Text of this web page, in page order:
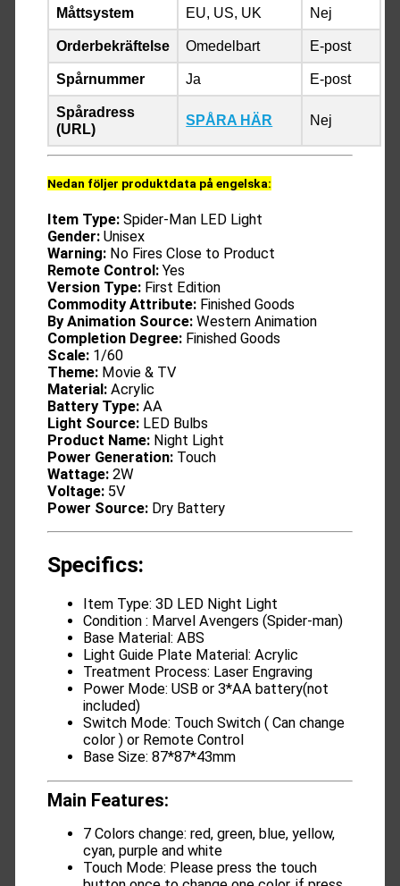
Måttsystem EU, US, UK Nej
Orderbekräftelse Omedelbart E-post
Spårnummer Ja E-post
Spåradress
(URL)
SPÅRA HÄR Nej
Nedan följer produktdata på engelska:
Item Type: Spider-Man LED Light
Gender: Unisex
Warning: No Fires Close to Product
Remote Control:Yes
Version Type: First Edition
Commodity Attribute: Finished Goods
By Animation Source: Western Animation
Completion Degree: Finished Goods
Scale: 1/60
Theme: Movie & TV
Material: Acrylic
Battery Type: AA
Light Source: LED Bulbs
Product Name: Night Light
Power Generation: Touch
Wattage: 2W
Voltage: 5V
Power Source: Dry Battery
Specifics:
Item Type: 3D LED Night Light
Condition : Marvel Avengers (Spider-man)
Base Material: ABS
Light Guide Plate Material: Acrylic
Treatment Process: Laser Engraving
Power Mode: USB or 3*AA battery(not
included)
Switch Mode: Touch Switch ( Can change
color ) or Remote Control
Base Size: 87*87*43mm
Main Features:
7 Colors change: red, green, blue, yellow,
cyan, purple and white
Touch Mode: Please press the touch